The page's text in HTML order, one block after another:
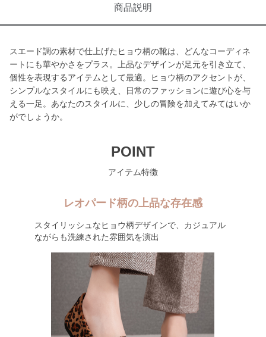
商品説明
スエード調の素材で仕上げたヒョウ柄の靴は、どんなコーディネ
ートにも華やかさをプラス。上品なデザインが足元を引き立て、
個性を表現するアイテムとして最適。ヒョウ柄のアクセントが、
シンプルなスタイルにも映え、日常のファッションに遊び心を与
える一足。あなたのスタイルに、少しの冒険を加えてみてはいか
がでしょうか。
POINT
アイテム特徴
レオパード柄の上品な存在感
スタイリッシュなヒョウ柄デザインで、カジュアル
ながらも洗練された雰囲気を演出